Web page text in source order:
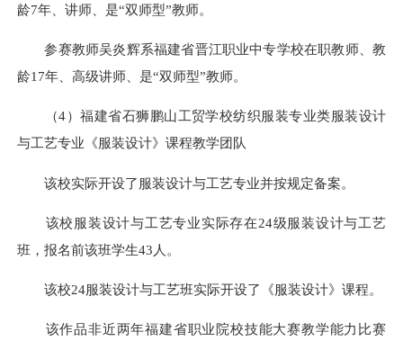
龄7年、讲师、是“双师型”教师。
参赛教师吴炎辉系福建省晋江职业中专学校在职教师、教
龄17年、高级讲师、是“双师型”教师。
（4）福建省石狮鹏山工贸学校纺织服装专业类服装设计
与工艺专业《服装设计》课程教学团队
该校实际开设了服装设计与工艺专业并按规定备案。
该校服装设计与工艺专业实际存在24级服装设计与工艺
班，报名前该班学生43人。
该校24服装设计与工艺班实际开设了《服装设计》课程。
该作品非近两年福建省职业院校技能大赛教学能力比赛